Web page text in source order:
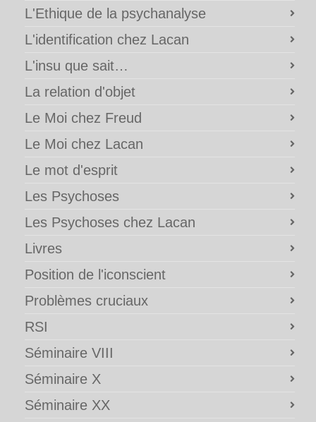
L'Ethique de la psychanalyse
L'identification chez Lacan
L'insu que sait…
La relation d'objet
Le Moi chez Freud
Le Moi chez Lacan
Le mot d'esprit
Les Psychoses
Les Psychoses chez Lacan
Livres
Position de l'iconscient
Problèmes cruciaux
RSI
Séminaire VIII
Séminaire X
Séminaire XX